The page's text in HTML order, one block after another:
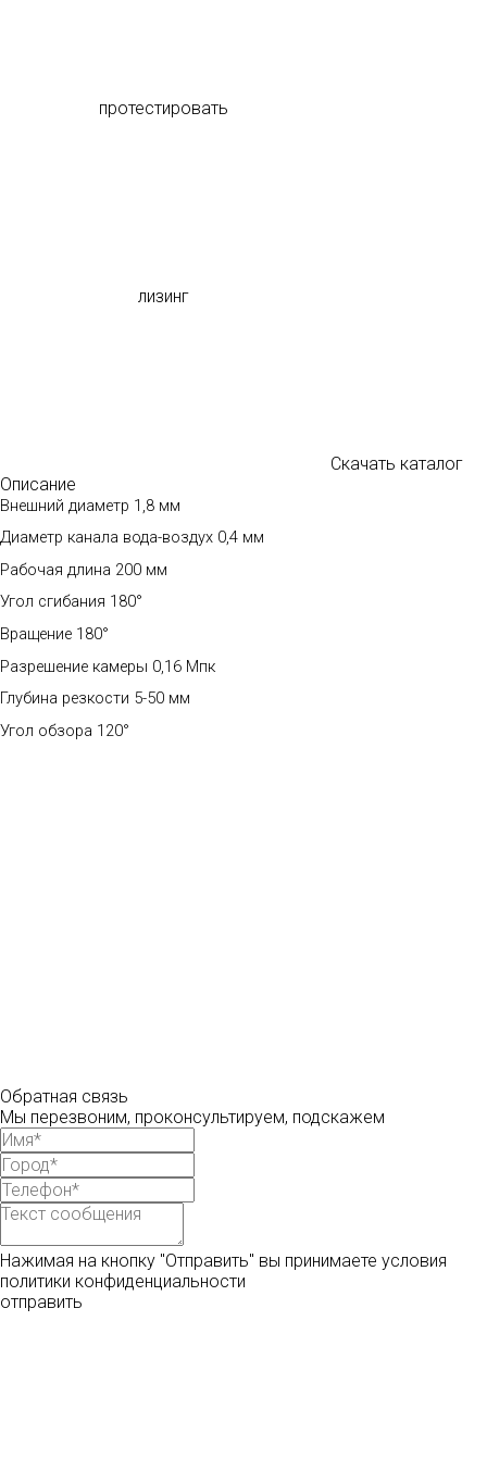
протестировать
лизинг
Скачать каталог
Описание
Внешний диаметр 1,8 мм
Диаметр канала вода-воздух 0,4 мм
Рабочая длина 200 мм
Угол сгибания 180°
Вращение 180°
Разрешение камеры 0,16 Мпк
Глубина резкости 5-50 мм
Угол обзора 120°
Обратная связь
Мы перезвоним, проконсультируем, подскажем
Нажимая на кнопку "Отправить" вы принимаете условия
политики конфиденциальности
отправить